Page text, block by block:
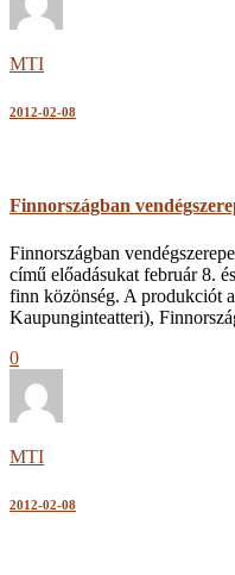
MTI
2012-02-08
Finnországban
Finnországban
című előadásukat február 8.
finn közönség. A produkciót
Kaupunginteatteri),
0
MTI
2012-02-08